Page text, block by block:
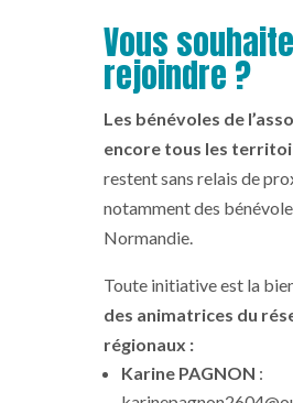
Vous
rejoindre ?
Les bénévoles de
encore tous les
restent sans relais de
notamment des
Normandie.
Toute initiative est la
des animatrices du
régionaux :
Karine PAGNON :